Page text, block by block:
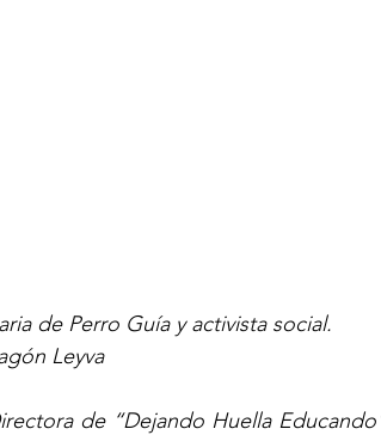
de Perro Guía y activista social.
Leyva
de “Dejando Huella